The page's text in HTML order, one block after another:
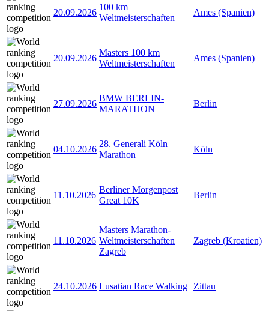
20.09.2026
100 km
Weltmeisterschaften
Ames (Spanien)
20.09.2026
Masters 100 km
Weltmeisterschaften
Ames (Spanien)
27.09.2026
BMW BERLIN-
MARATHON
Berlin
04.10.2026
28. Generali Köln
Marathon
Köln
11.10.2026
Berliner Morgenpost
Great 10K
Berlin
11.10.2026
Masters Marathon-
Weltmeisterschaften
Zagreb
Zagreb (Kroatien)
24.10.2026 Lusatian Race Walking Zittau